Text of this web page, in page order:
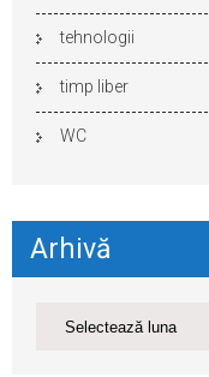
tehnologii
timp liber
WC
Arhivă